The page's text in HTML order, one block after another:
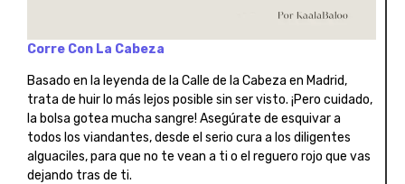
Corre Con La Cabeza
Basado en la leyenda de la Calle de la Cabeza en Madrid,
trata de huir lo más lejos posible sin ser visto. ¡Pero cuidado,
la bolsa gotea mucha sangre! Asegúrate de esquivar a
todos los viandantes, desde el serio cura a los diligentes
alguaciles, para que no te vean a ti o el reguero rojo que vas
dejando tras de ti.